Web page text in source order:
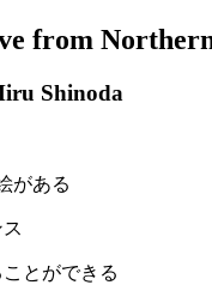
from
Shinoda
がある
とができる